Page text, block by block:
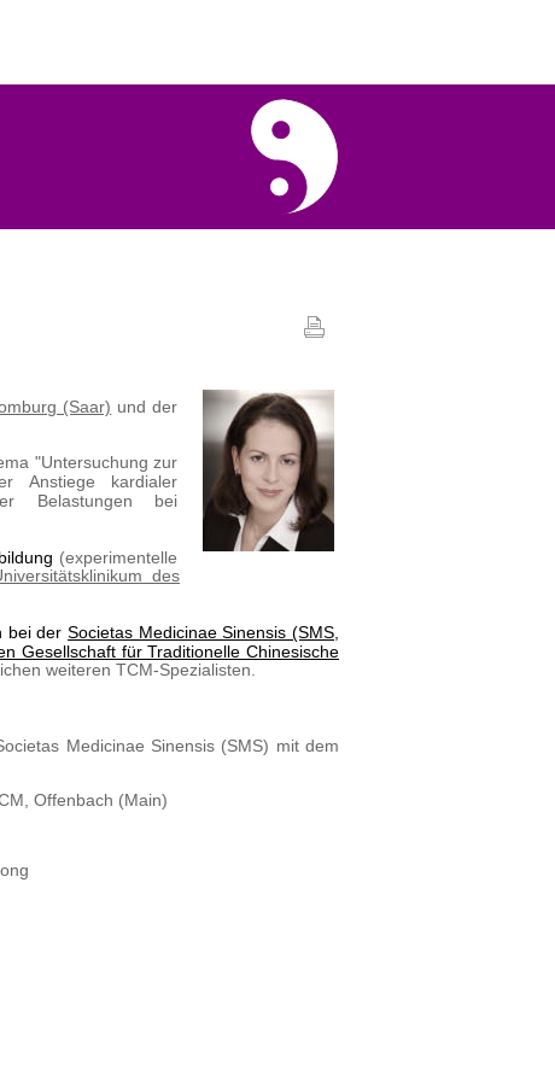
(Saar) und der
"Untersuchung zur
Anstiege kardialer
Belastungen bei
(experimentelle
des
bei derSocietas Medicinae Sinensis (SMS,
Gesellschaft für Traditionelle Chinesische
weiteren TCM-Spezialisten.
Medicinae Sinensis (SMS) mit dem
Offenbach (Main)